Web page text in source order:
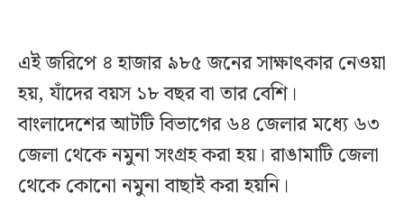
এই জরিপে ৪ হাজার ৯৮৫ জনের সাক্ষাৎকার নেওয়া
হয়, যাঁদের বয়স ১৮ বছর বা তার বেশি।
বাংলাদেশের আটটি বিভাগের ৬৪ জেলার মধ্যে ৬৩
জেলা থেকে নমুনা সংগ্রহ করা হয়। রাঙামাটি জেলা
থেকে কোনো নমুনা বাছাই করা হয়নি।